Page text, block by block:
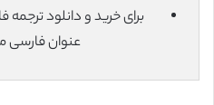
برای خرید و دانلود ترجمه
عنوان فارسی